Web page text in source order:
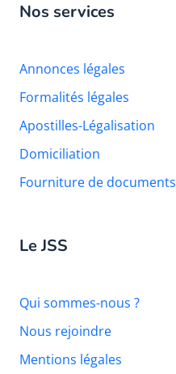
Nos services
Annonces légales
Formalités légales
Apostilles-Légalisation
Domiciliation
Fourniture de documents
Le JSS
Qui sommes-nous ?
Nous rejoindre
Mentions légales